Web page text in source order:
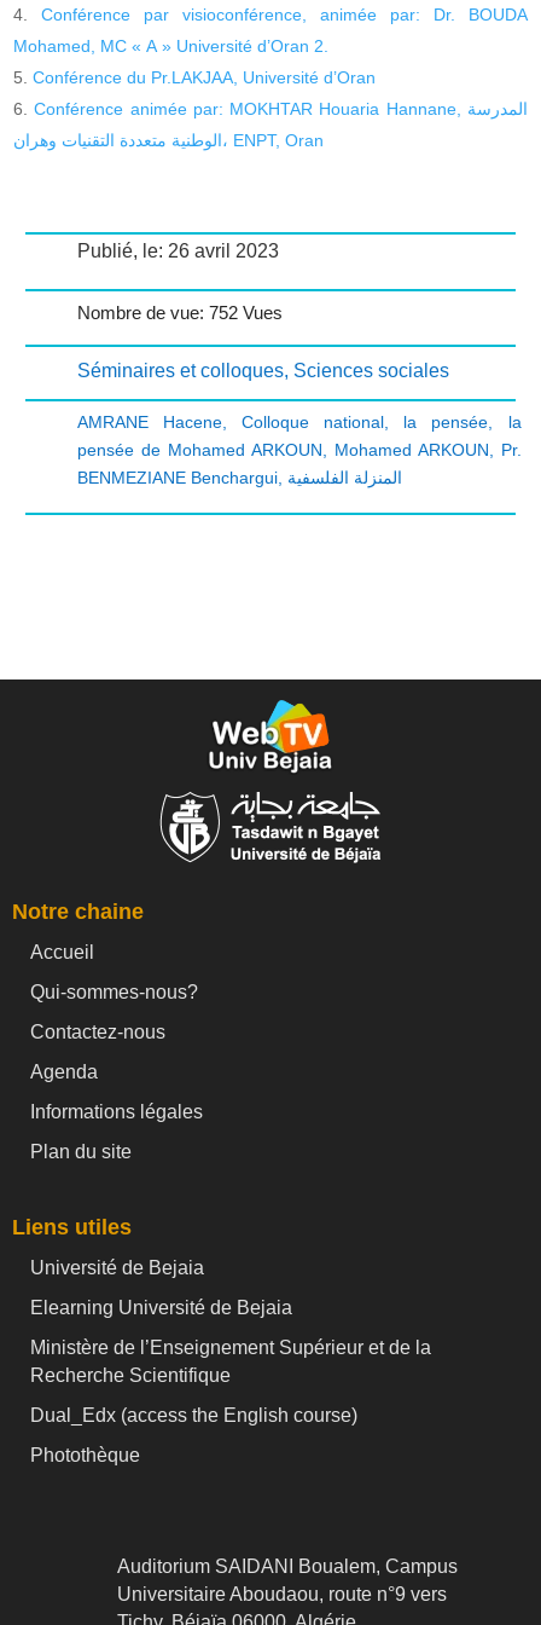
Conférence par visioconférence, animée par: Dr. BOUDA
Mohamed, MC « A » Université d’Oran 2.
Conférence du Pr.LAKJAA, Université d’Oran
Conférence animée par: MOKHTAR Houaria Hannane, المدرسة
الوطنية متعددة التقنيات وهران، ENPT, Oran
Publié, le: 26 avril 2023
Nombre de vue: 752 Vues
Séminaires et colloques, Sciences sociales
AMRANE Hacene, Colloque national la pensée
la
pensée de Mohamed ARKOUN
Mohamed ARKOUN
Pr.
BENMEZIANE Benchargui, المنزلة الفلسفية
Notre chaine
Accueil
Qui-sommes-nous?
Contactez-nous
Agenda
Informations légales
Plan du site
Liens utiles
Université de Bejaia
Elearning Université de Bejaia
Ministère de l’Enseignement Supérieur et de la
Recherche Scientifique
Dual_Edx (access the English course)
Photothèque
Auditorium SAIDANI Boualem, Campus
Universitaire Aboudaou, route n°9 vers